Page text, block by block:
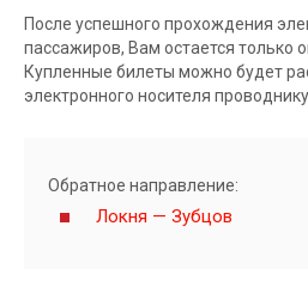
После успешного прохождения
пассажиров, Вам остается только
Купленные билеты можно будет
электронного носителя проводнику.
Обратное направление:
Локня — Зубцов